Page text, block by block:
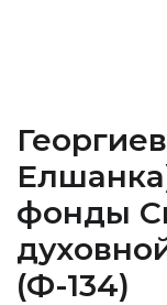
фонды
(Ф-134)